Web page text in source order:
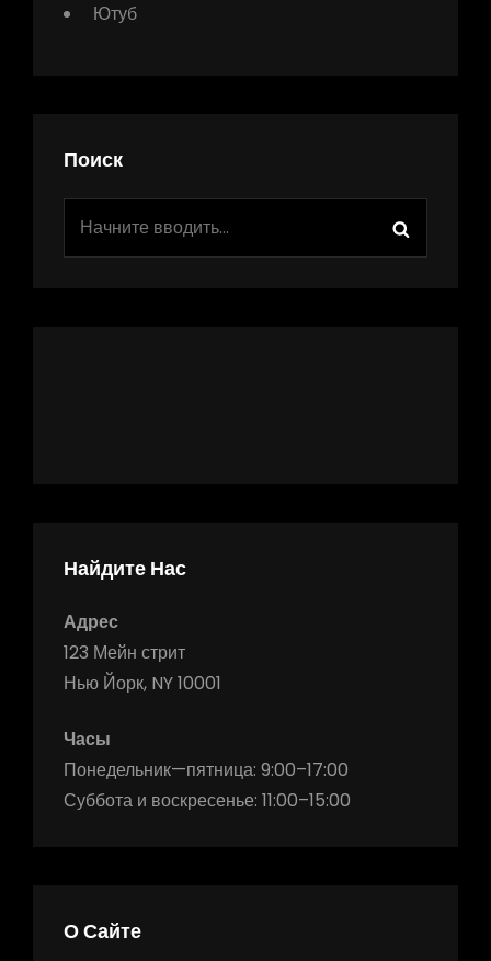
Ютуб
Поиск
Найдите Нас
Адрес
123 Мейн стрит
Нью Йорк, NY 10001
Часы
Понедельник—пятница: 9:00–17:00
Суббота и воскресенье: 11:00–15:00
О Сайте